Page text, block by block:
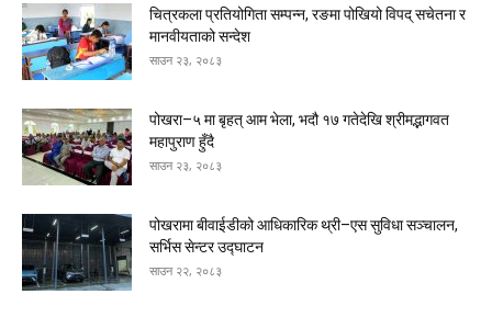
चित्रकला प्रतियोगिता सम्पन्न, रङमा पोखियो विपद् सचेतना र
मानवीयताको सन्देश
साउन २३, २०८३
पोखरा–५ मा बृहत् आम भेला, भदौ १७ गतेदेखि श्रीमद्भागवत
महापुराण हुँदै
साउन २३, २०८३
पोखरामा बीवाईडीको आधिकारिक थ्री–एस सुविधा सञ्चालन,
सर्भिस सेन्टर उद्घाटन
साउन २२, २०८३